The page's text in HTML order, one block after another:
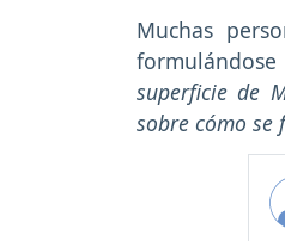
Muchas
superficie de
sobre cómo se